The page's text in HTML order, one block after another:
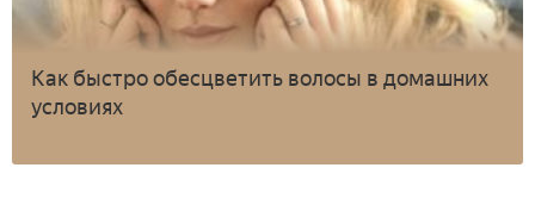
Как быстро обесцветить волосы в домашних
условиях